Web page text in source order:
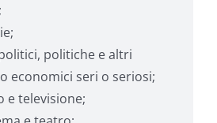
politiche e altri
economici seri o seriosi;
e televisione;